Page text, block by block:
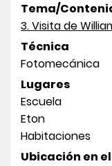
Tema/
3. Visita de
Técnica
Fotomecánica
Lugares
Escuela
Eton
Habitaciones
Ubicación en